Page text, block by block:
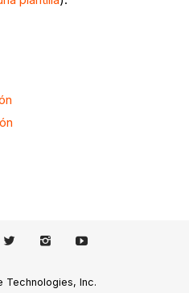
Inc.